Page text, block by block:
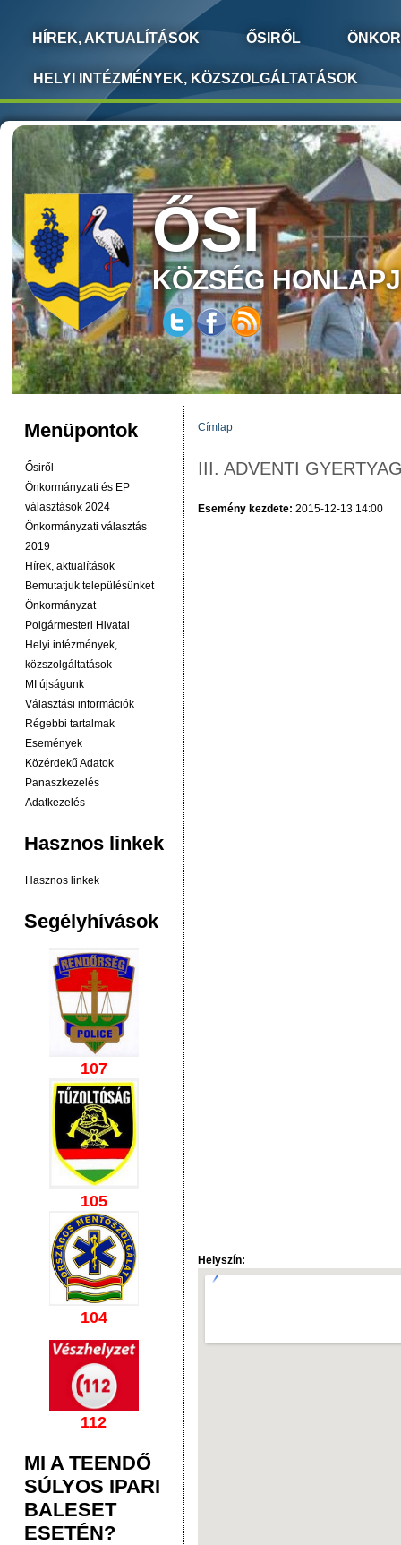
HÍREK, AKTUALÍTÁSOK ŐSIRŐL
HELYI INTÉZMÉNYEK, KÖZSZOLGÁLTATÁSOK
ŐSI
KÖZSÉG
Menüpontok
Ősiről
Önkormányzati és EP
választások 2024
Önkormányzati választás
2019
Hírek, aktualítások
Bemutatjuk településünket
Önkormányzat
Polgármesteri Hivatal
Helyi intézmények,
közszolgáltatások
MI újságunk
Választási információk
Régebbi tartalmak
Események
Közérdekű Adatok
Panaszkezelés
Adatkezelés
Hasznos linkek
Hasznos linkek
Segélyhívások
107
105
104
112
MI A TEENDŐ
SÚLYOS IPARI
BALESET
ESETÉN?
JELENLEGI HELY
Címlap
III. ADVENTI
Esemény kezdete: 2015-12-13 14:00
Helyszín: